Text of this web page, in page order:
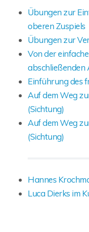
Übungen zur
oberen Zuspiels
Übungen zur
Von der
abschließenden
Einführung des
Auf dem Weg
(Sichtung)
Auf dem Weg
(Sichtung)
Hannes
Luca Dierks im